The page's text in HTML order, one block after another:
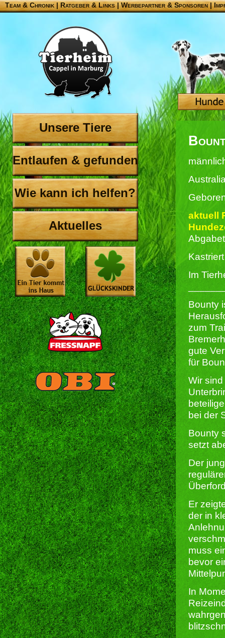
Team & Chronik |Ratgeber & Links|Werbepartner & Sponsoren|
Unsere Tiere
Entlaufen & gefunden
Wie kann ich helfen?
Aktuelles
aktuell
Im
Bounty
zum
gute
für
Wir
bei der
Bounty
setzt
Der
Er
der in
muss
bevor
In